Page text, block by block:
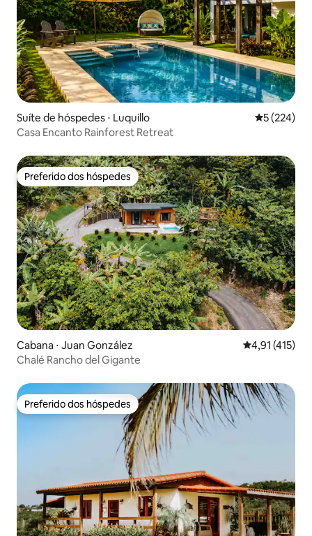
Suíte de hóspedes ⋅ Luquillo 5 de uma
5 (224)
Casa Encanto Rainforest Retreat
Preferido dos hóspedes
Preferido dos hóspedes
Cabana ⋅ Juan González 4,91 de uma
4,91 (415)
Chalé Rancho del Gigante
Preferido dos hóspedes
Preferido dos hóspedes